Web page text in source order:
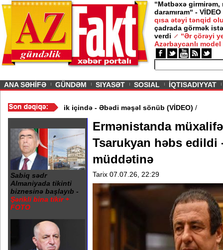
“Mətbəxə girmirəm,
daramıram“ - VİDEO
qısa ətəyi tənqid
çadrada görmək
verdi
“Ər çörəyi
Azərbaycanlı model
ANA SƏHİFƏ GÜNDƏM SIYASƏT SOSIAL İQTISADIYYAT
20 Yanvar abidəsi zibillik içində - Əbədi məşəl sönüb (VİDEO)
Sabiq sədr
Almaniyada tikinti
biznesinə başlayıb -
Şərikli bina tikir +
FOTO
Ermənistanda
Tsarukyan həbs edildi
müddətinə
Tarix 07.07.26, 22:29